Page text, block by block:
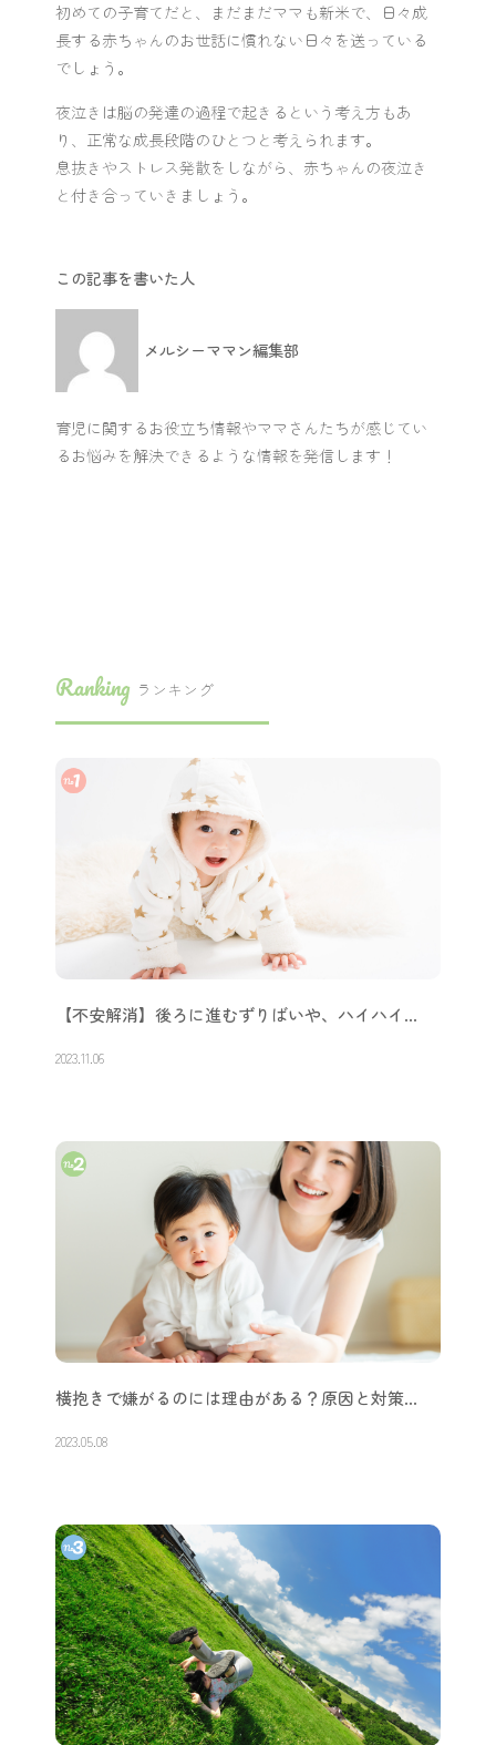
初めての子育てだと、まだまだママも新米で、日々成
長する赤ちゃんのお世話に慣れない日々を送っている
でしょう。
夜泣きは脳の発達の過程で起きるという考え方もあ
り、正常な成長段階のひとつと考えられます。
息抜きやストレス発散をしながら、赤ちゃんの夜泣き
と付き合っていきましょう。
この記事を書いた人
メルシーママン編集部
育児に関するお役立ち情報やママさんたちが感じてい
るお悩みを解決できるような情報を発信します！
Ranking ランキング
【不安解消】後ろに進むずりばいや、ハイハイ…
2023.11.06
横抱きで嫌がるのには理由がある？原因と対策…
2023.05.08